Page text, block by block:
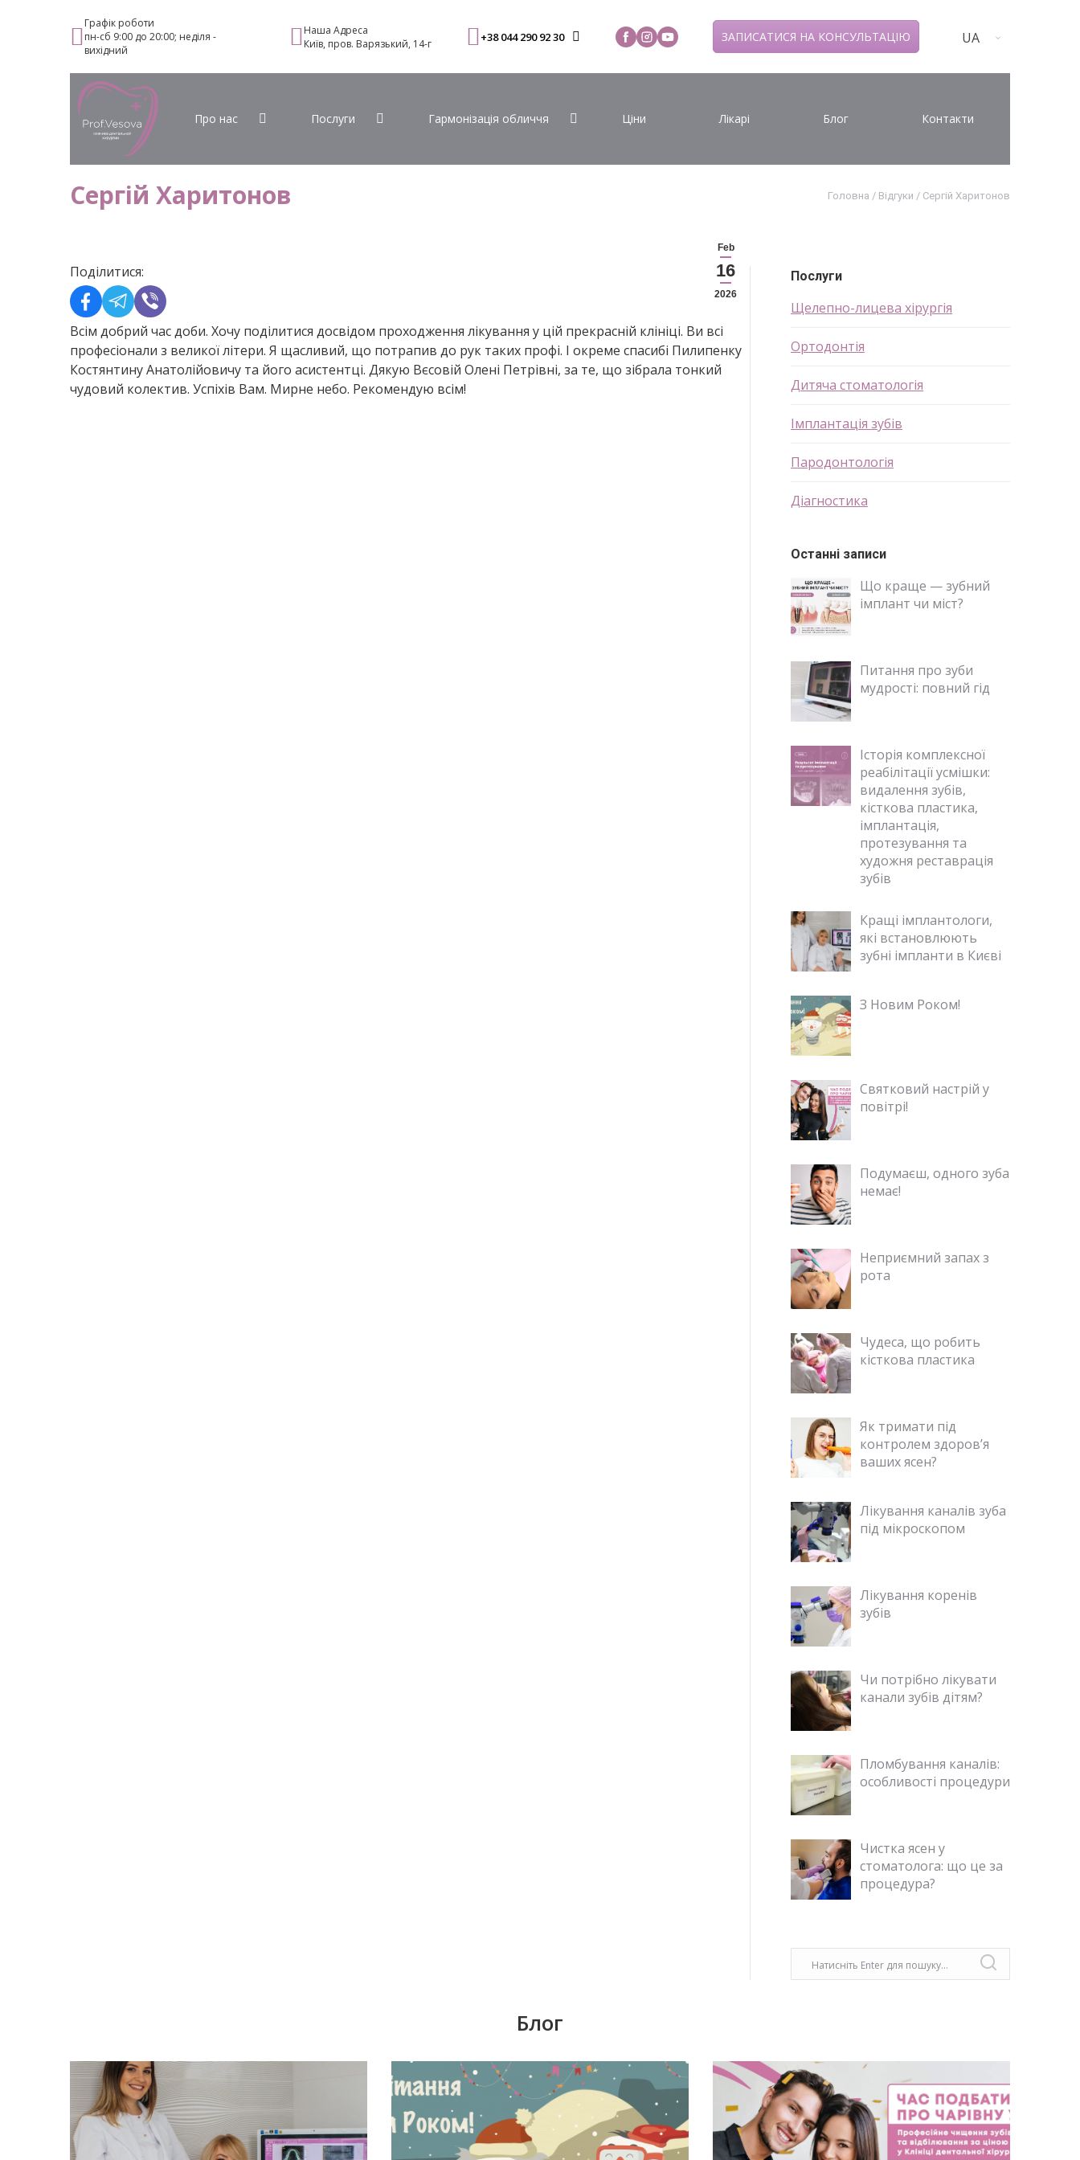
Графік роботи
пн-сб 9:00 до 20:00; неділя -
вихідний
Наша Адреса
Київ, пров. Варязький, 14-г
+38 044 290 92 30 ЗАПИСАТИСЯ НА КОНСУЛЬТАЦІЮ UA
Про нас Послуги Гармонізація обличчя Ціни Лікарі Блог Контакти
Сергій Харитонов Головна / Відгуки / Сергій Харитонов
Feb
16
2026
Поділитися:
Всім добрий час доби. Хочу поділитися досвідом проходження лікування у цій прекрасній клініці. Ви всі
професіонали з великої літери. Я щасливий, що потрапив до рук таких профі. І окреме спасибі Пилипенку
Костянтину Анатолійовичу та його асистентці. Дякую Вєсовій Олені Петрівні, за те, що зібрала тонкий
чудовий колектив. Успіхів Вам. Мирне небо. Рекомендую всім!
Послуги
Щелепно-лицева хірургія
Ортодонтія
Дитяча стоматологія
Імплантація зубів
Пародонтологія
Діагностика
Останні записи
Що краще — зубний
імплант чи міст?
Питання про зуби
мудрості: повний гід
Історія комплексної
реабілітації усмішки:
видалення зубів,
кісткова пластика,
імплантація,
протезування та
художня реставрація
зубів
Кращі імплантологи,
які встановлюють
зубні імпланти в Києві
З Новим Роком!
Святковий настрій у
повітрі!
Подумаєш, одного зуба
немає!
Неприємний запах з
рота
Чудеса, що робить
кісткова пластика
Як тримати під
контролем здоров’я
ваших ясен?
Лікування каналів зуба
під мікроскопом
Лікування коренів
зубів
Чи потрібно лікувати
канали зубів дітям?
Пломбування каналів:
особливості процедури
Чистка ясен у
стоматолога: що це за
процедура?
Блог
У передноворічній метушні, коли
купуються подарунки, прикрашаються
оселі, бажаємо святкового настрою,
гармонії, радості! Нехай прийдешній рік
Время задуматься о волшебном платье,
прическе, макияже. Позаботьтесь о
вашей улыбке, которая придаст вашему
образу чувство комфорта и
Згідно даних із різних країн СНГ, кожна
третя людина, у віці старше 25 років, не
має хоча б одного зуба. З віком ця
статистика тільки збільшується. Всі ми